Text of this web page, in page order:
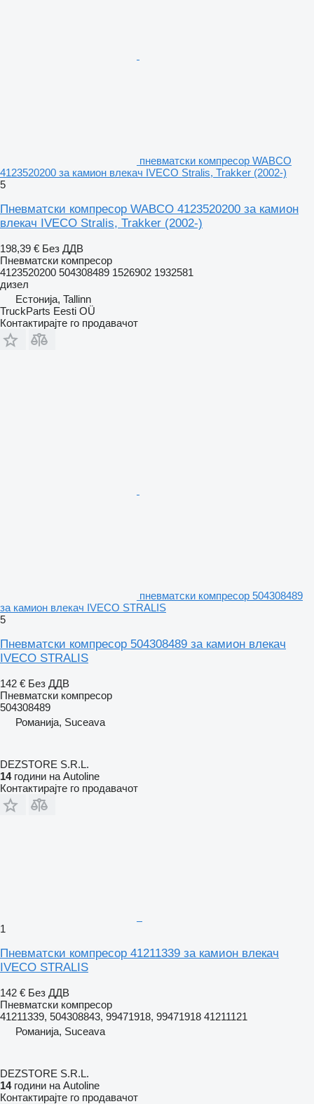
пневматски компресор WABCO
4123520200 за камион влекач IVECO Stralis, Trakker (2002-)
5
Пневматски компресор WABCO 4123520200 за камион
влекач IVECO Stralis, Trakker (2002-)
198,39 € Без ДДВ
Пневматски компресор
4123520200 504308489 1526902 1932581
дизел
Естонија, Tallinn
TruckParts Eesti OÜ
Контактирајте го продавачот
пневматски компресор 504308489
за камион влекач IVECO STRALIS
5
Пневматски компресор 504308489 за камион влекач
IVECO STRALIS
142 € Без ДДВ
Пневматски компресор
504308489
Романија, Suceava
DEZSTORE S.R.L.
14години на Autoline
Контактирајте го продавачот
1
Пневматски компресор 41211339 за камион влекач
IVECO STRALIS
142 € Без ДДВ
Пневматски компресор
41211339, 504308843, 99471918, 99471918 41211121
Романија, Suceava
DEZSTORE S.R.L.
14години на Autoline
Контактирајте го продавачот